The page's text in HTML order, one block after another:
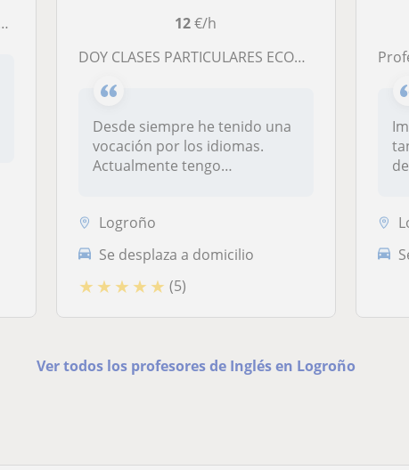
12€/h
DOY CLASES PARTICULARES ECONÓMICAS DE INGLÉS Y FRANCÉS
Desde siempre he tenido una
vocación por los idiomas.
Actualmente tengo
Logroño
Se desplaza a domicilio
★ ★ ★ ★ ★ (5)
Ver todos los profesores de Inglés en Logroño